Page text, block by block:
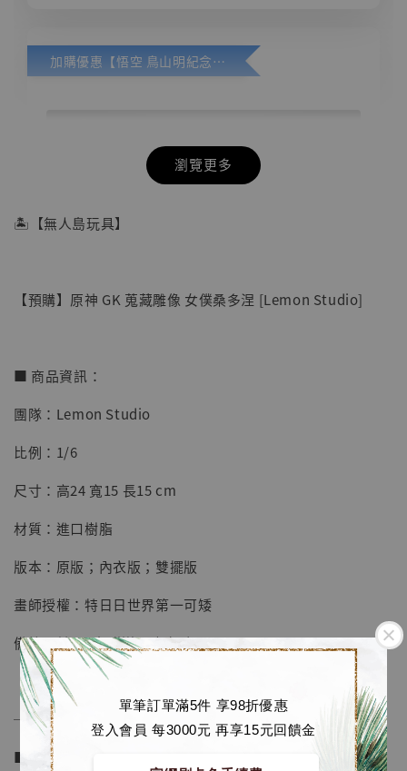
單筆訂單滿5件 享98折優惠
登入會員 每3000元 再享15元回饋金
加購優惠【悟空 鳥山明紀念款 [奇蹟工作室]】
【店內現貨】七龍珠 系列蒐藏雕像 悟空 鳥山
NT$ 4,280
NT$ 5,580
瀏覽更多
🏝【無人島玩具】
【預購】原神 GK 蒐藏雕像 女僕桑多涅 [Lemon Studio]
■ 商品資訊：
團隊：Lemon Studio
比例：1/6
尺寸：高24 寬15 長15 cm
材質：進口樹脂
版本：原版；內衣版；雙擺版
畫師授權：特日日世界第一可矮
備註：前100名贈送壓克力磚
──────────────
■ 販售資訊 (NT$)：